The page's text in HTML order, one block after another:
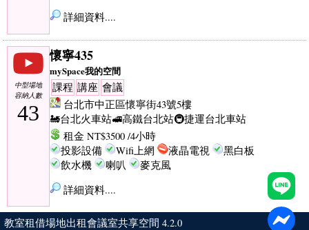
詳細資料....
中型場地
容納人數
43
懷寧435
mySpace我的空間
課程 講座 會議
台北市中正區懷寧街43號5樓
🚂台北火車站🚅高鐵台北站🚇捷運台北車站
租金 NT$3500 /4小時
投影設備
Wifi上網 液晶電視
黑白板
飲水機
喇叭
麥克風
詳細資料....
教室租借場地出租會議室共享空間 4.2.0